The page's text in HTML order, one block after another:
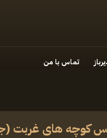
تماس با من
کوچه های غربت